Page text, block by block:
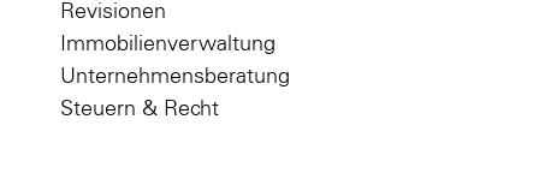
Revisionen
Immobilienverwaltung
Unternehmensberatung
Steuern & Recht